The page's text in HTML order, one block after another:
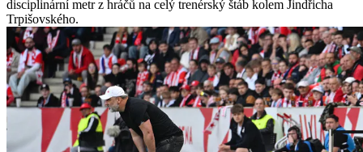
disciplinární metr z hráčů na celý trenérský štáb kolem Jindřicha
Trpišovského.